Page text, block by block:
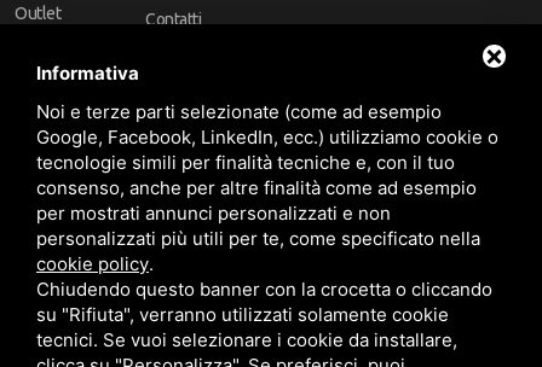
Outlet
Marchi
Contatti
Follow Us
Area riservata
Informativa
Noi e terze parti selezionate (come ad esempio
Google, Facebook, LinkedIn, ecc.) utilizziamo cookie o
tecnologie simili per finalità tecniche e, con il tuo
consenso, anche per altre finalità come ad esempio
per mostrati annunci personalizzati e non
personalizzati più utili per te, come specificato nella
cookie policy.
Chiudendo questo banner con la crocetta o cliccando
su "Rifiuta", verranno utilizzati solamente cookie
tecnici. Se vuoi selezionare i cookie da installare,